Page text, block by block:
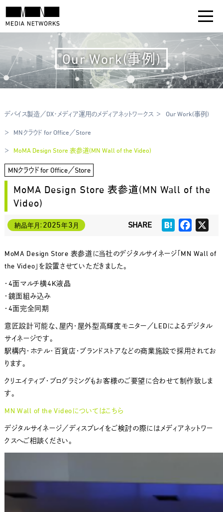
Our Work(事例)
デバイス製造／DX・メディア運用のメディアネットワークス Our Work(事例)
MNクラウド for Office／Store
MoMA Design Store 表参道(MN Wall of the Video)
MNクラウド for Office／Store
MoMA Design Store 表参道(MN Wall of the
Video)
納品年月： 2025年3 月 Hatena
MoMA Design Store 表参道に当社のデジタルサイネージ「MN Wall of
the Video」を設置させていただきました。
・4面マルチ横4K液晶
・鏡面組み込み
・4面完全同期
意匠設計可能な、屋内・屋外型高輝度モニター／LEDによるデジタル
サイネージです。
駅構内・ホテル・百貨店・ブランドストアなどの商業施設で採用されてお
ります。
クリエイティブ・プログラミングもお客様のご要望に合わせて制作致しま
す。
MN Wall of the Videoについてはこちら
デジタルサイネージ／ディスプレイをご検討の際にはメディアネットワー
クスへご相談ください。